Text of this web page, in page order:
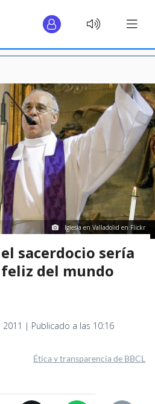
Iglesia en Valladolid en Flickr
sacerdocio sería
del mundo
| Publicado a las 10:16
Ética y transparencia de BBCL